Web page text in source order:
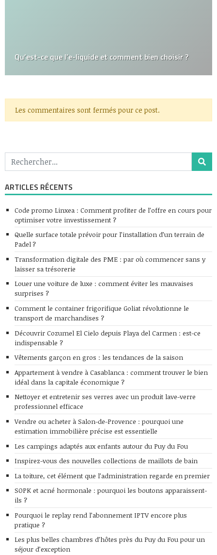
Qu’est-ce que l’e-liquide et comment bien choisir ?
Les commentaires sont fermés pour ce post.
ARTICLES RÉCENTS
Code promo Linxea : Comment profiter de l’offre en cours pour
optimiser votre investissement ?
Quelle surface totale prévoir pour l’installation d’un terrain de
Padel ?
Transformation digitale des PME : par où commencer sans y
laisser sa trésorerie
Louer une voiture de luxe : comment éviter les mauvaises
surprises ?
Comment le container frigorifique Goliat révolutionne le
transport de marchandises ?
Découvrir Cozumel El Cielo depuis Playa del Carmen : est-ce
indispensable ?
Vêtements garçon en gros : les tendances de la saison
Appartement à vendre à Casablanca : comment trouver le bien
idéal dans la capitale économique ?
Nettoyer et entretenir ses verres avec un produit lave-verre
professionnel efficace
Vendre ou acheter à Salon-de-Provence : pourquoi une
estimation immobilière précise est essentielle
Les campings adaptés aux enfants autour du Puy du Fou
Inspirez-vous des nouvelles collections de maillots de bain
La toiture, cet élément que l’administration regarde en premier
SOPK et acné hormonale : pourquoi les boutons apparaissent-
ils ?
Pourquoi le replay rend l’abonnement IPTV encore plus
pratique ?
Les plus belles chambres d’hôtes près du Puy du Fou pour un
séjour d’exception